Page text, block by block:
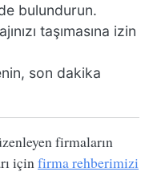
bulundurun.
taşımasına izin
son dakika
firmaların
için firma rehberimizi